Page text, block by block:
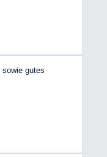
sowie gutes